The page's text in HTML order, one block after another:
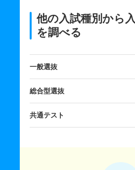
他の入試種別から
を調べる
一般選抜
総合型選抜
共通テスト